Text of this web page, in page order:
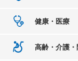
健康・医療
高齢・介護